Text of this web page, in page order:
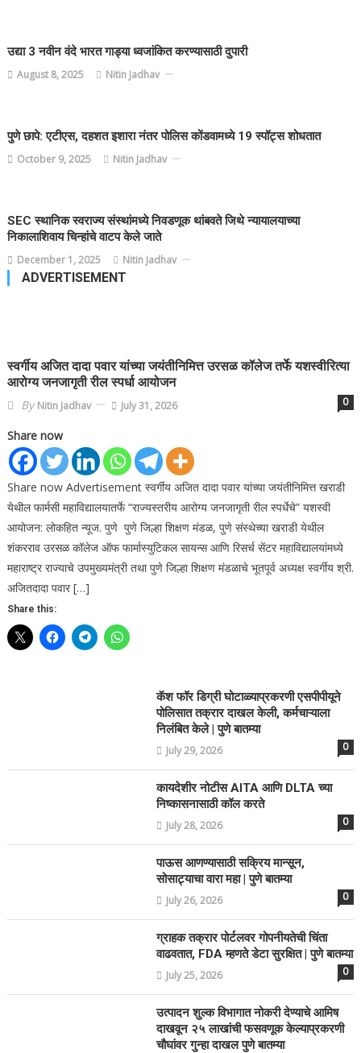
उद्या 3 नवीन वंदे भारत गाड्या ध्वजांकित करण्यासाठी दुपारी
August 8, 2025 Nitin Jadhav
पुणे छापे: एटीएस, दहशत इशारा नंतर पोलिस कोंडवामध्ये 19 स्पॉट्स शोधतात
October 9, 2025 Nitin Jadhav
SEC स्थानिक स्वराज्य संस्थांमध्ये निवडणूक थांबवते जिथे न्यायालयाच्या
निकालाशिवाय चिन्हांचे वाटप केले जाते
December 1, 2025 Nitin Jadhav
ADVERTISEMENT
स्वर्गीय अजित दादा पवार यांच्या जयंतीनिमित्त उरसळ कॉलेज तर्फे यशस्वीरित्या
आरोग्य जनजागृती रील स्पर्धा आयोजन
ByNitin Jadhav July 31, 2026 0
Share now
Share now Advertisement स्वर्गीय अजित दादा पवार यांच्या जयंतीनिमित्त खराडी
येथील फार्मसी महाविद्यालयातर्फे “राज्यस्तरीय आरोग्य जनजागृती रील स्पर्धेचे” यशस्वी
आयोजन: लोकहित न्यूज. पुणे पुणे जिल्हा शिक्षण मंडळ, पुणे संस्थेच्या खराडी येथील
शंकरराव उरसळ कॉलेज ऑफ फार्मास्युटिकल सायन्स आणि रिसर्च सेंटर महाविद्यालयांमध्ये
महाराष्ट्र राज्याचे उपमुख्यमंत्री तथा पुणे जिल्हा शिक्षण मंडळाचे भूतपूर्व अध्यक्ष स्वर्गीय श्री.
अजितदादा पवार […]
Share this:
कॅश फॉर डिग्री घोटाळ्याप्रकरणी एसपीपीयूने
पोलिसात तक्रार दाखल केली, कर्मचाऱ्याला
निलंबित केले | पुणे बातम्या
July 29, 2026 0
कायदेशीर नोटीस AITA आणि DLTA च्या
निष्कासनासाठी कॉल करते
July 28, 2026 0
पाऊस आणण्यासाठी सक्रिय मान्सून,
सोसाट्याचा वारा महा | पुणे बातम्या
July 26, 2026 0
ग्राहक तक्रार पोर्टलवर गोपनीयतेची चिंता
वाढवतात, FDA म्हणते डेटा सुरक्षित | पुणे बातम्या
July 25, 2026 0
उत्पादन शुल्क विभागात नोकरी देण्याचे आमिष
दाखवून २५ लाखांची फसवणूक केल्याप्रकरणी
चौघांवर गुन्हा दाखल पुणे बातम्या